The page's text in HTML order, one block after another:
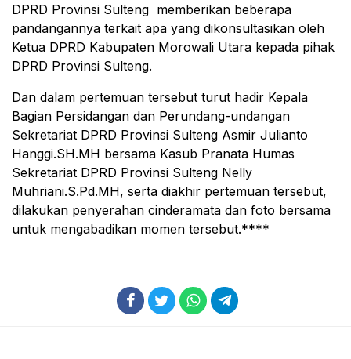
DPRD Provinsi Sulteng memberikan beberapa
pandangannya terkait apa yang dikonsultasikan oleh
Ketua DPRD Kabupaten Morowali Utara kepada pihak
DPRD Provinsi Sulteng.
Dan dalam pertemuan tersebut turut hadir Kepala
Bagian Persidangan dan Perundang-undangan
Sekretariat DPRD Provinsi Sulteng Asmir Julianto
Hanggi.SH.MH bersama Kasub Pranata Humas
Sekretariat DPRD Provinsi Sulteng Nelly
Muhriani.S.Pd.MH, serta diakhir pertemuan tersebut,
dilakukan penyerahan cinderamata dan foto bersama
untuk mengabadikan momen tersebut.****